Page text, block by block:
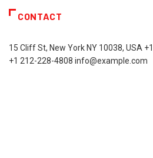
CONTACT
15 Cliff St, New York NY 10038, USA
+1 212-228-4808 info@example.com